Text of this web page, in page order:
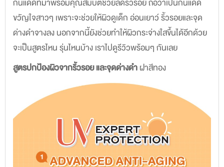
ขวัญใจสาวๆ เพราะจะช่วยให้ผิวดูเด็ก อ่อนเยาว์ ริ้วรอยและจุด
ด่างดำจางลง นอกจากนี้ยังช่วยทำให้ผิวกระจ่างใสขึ้นได้อีกด้วย
จะเป็นสูตรไหน รุ่นไหนบ้าง เราไปดูรีวิวพร้อมๆ กันเลย
สูตรปกป้องผิวจากริ้วรอย และจุดด่างดำฝาสีทอง